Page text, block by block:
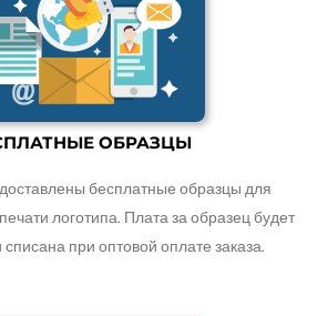
ОБРАЗЦЫ
бесплатные образцы для
логотипа. Плата за образец будет
списана при оптовой оплате заказа.